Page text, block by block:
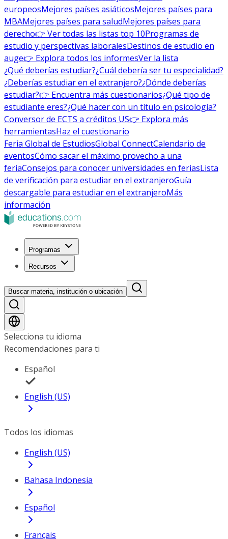
europeosMejores países asiáticosMejores países para
MBAMejores países para saludMejores países para
derecho👉 Ver todas las listas top 10Programas de
estudio y perspectivas laboralesDestinos de estudio en
auge👉 Explora todos los informesVer la lista
¿Qué deberías estudiar?¿Cuál debería ser tu especialidad?
¿Deberías estudiar en el extranjero?¿Dónde deberías
estudiar?👉 Encuentra más cuestionarios¿Qué tipo de
estudiante eres?¿Qué hacer con un título en psicología?
Conversor de ECTS a créditos US👉 Explora más
herramientasHaz el cuestionario
Feria Global de EstudiosGlobal ConnectCalendario de
eventosCómo sacar el máximo provecho a una
feriaConsejos para conocer universidades en feriasLista
de verificación para estudiar en el extranjeroGuía
descargable para estudiar en el extranjeroMás
información
Programas
Recursos
Buscar materia, institución o ubicación
Selecciona tu idioma
Recomendaciones para ti
Español
English (US)
Todos los idiomas
English (US)
Bahasa Indonesia
Español
Français